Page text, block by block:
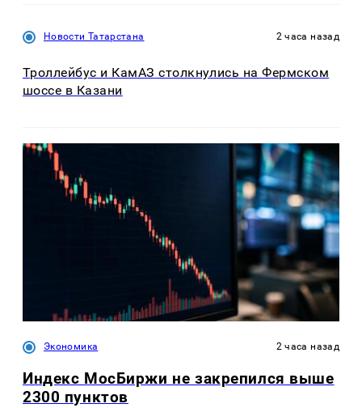
Новости Татарстана 2 часа назад
Троллейбус и КамАЗ столкнулись на Фермском
шоссе в Казани
Экономика 2 часа назад
Индекс МосБиржи не закрепился выше
2300 пунктов